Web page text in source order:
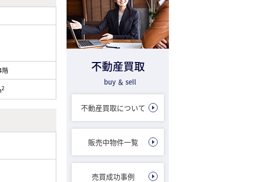
階
2
不動産買取
buy ＆ sell
不動産買取について
販売中物件一覧
売買成功事例